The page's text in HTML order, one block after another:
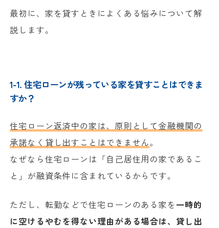
最初に、家を貸すときによくある悩みについて解
説します。
1-1. 住宅ローンが残っている家を貸すことはできま
すか？
住宅ローン返済中の家は、原則として金融機関の
承諾なく貸し出すことはできません。
なぜなら住宅ローンは「自己居住用の家であるこ
と」が融資条件に含まれているからです。
ただし、転勤などで住宅ローンのある家を 一時的
に空けるやむを得ない理由がある場合は、貸し出